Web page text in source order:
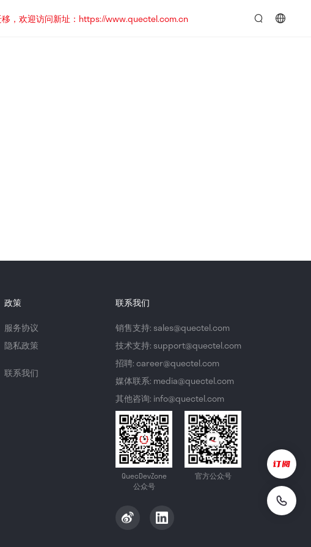
移，欢迎访问新址：https://www.quectel.com.cn
政策
服务协议
隐私政策
联系我们
联系我们
销售支持: sales@quectel.com
技术支持: support@quectel.com
招聘: career@quectel.com
媒体联系: media@quectel.com
其他咨询: info@quectel.com
QuecDevZone
公众号
官方公众号